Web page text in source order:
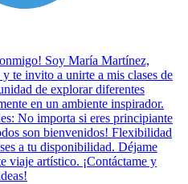
Soy María Martínez,
te invito a unirte a mis clases de
de explorar diferentes
en un ambiente inspirador.
No importa si eres principiante
son bienvenidos! Flexibilidad
a tu disponibilidad. Déjame
viaje artístico. ¡Contáctame y